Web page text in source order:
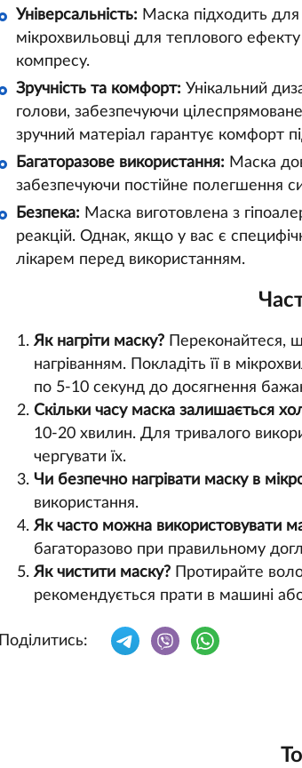
Універсальність: Маска підходить для
мікрохвильовці для теплового
компресу.
Зручність та комфорт: Унікальний
голови, забезпечуючи
зручний матеріал гарантує комфорт
Багаторазове використання: Маска
забезпечуючи постійне полегшення
Безпека: Маска виготовлена з
реакцій. Однак, якщо у вас є
лікарем перед використанням.
Як нагріти маску? Переконайтеся,
нагріванням. Покладіть її в
по 5-10 секунд до досягнення
Скільки часу маска залишається
10-20 хвилин. Для тривалого
чергувати їх.
Чи безпечно нагрівати маску в
використання.
Як часто можна використовувати
багаторазово при правильному
Як чистити маску? Протирайте
рекомендується прати в машині
Поділитись: